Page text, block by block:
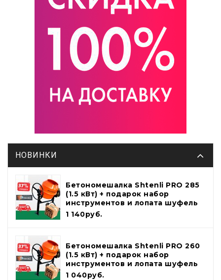
НОВИНКИ
Бетономешалка Shtenli PRO 285
(1.5 кВт) + подарок набор
инструментов и лопата шуфель
1 140руб.
Бетономешалка Shtenli PRO 260
(1.5 кВт) + подарок набор
инструментов и лопата шуфель
1 040руб.